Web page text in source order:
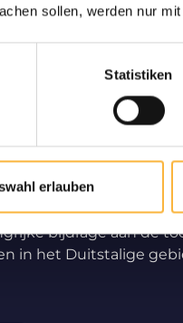
sollen, werden nur
Statistiken
erlauben
u
Alleen
Langdurige
bijenteelt
bijdrage aan de
in het Duitstalige